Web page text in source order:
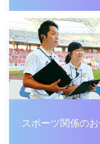
スポーツ関係の